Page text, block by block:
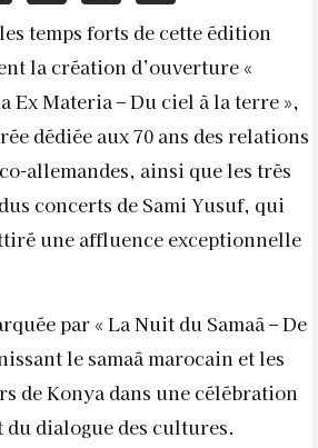
temps forts de cette édition
la création d’ouverture «
Ex Materia – Du ciel à la terre »,
dédiée aux 70 ans des relations
allemandes, ainsi que les très
concerts de Sami Yusuf, qui
une affluence exceptionnelle
par « La Nuit du Samaâ – De
le samaâ marocain et les
de Konya dans une célébration
dialogue des cultures.